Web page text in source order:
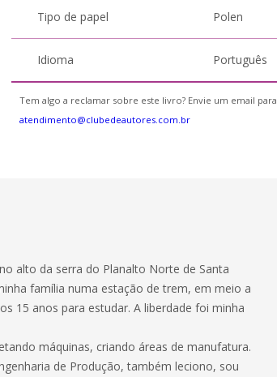
Tipo de papel Polen
Idioma Português
Tem algo a reclamar sobre este livro? Envie um email para
atendimento@clubedeautores.com.br
alto da serra do Planalto Norte de Santa
família numa estação de trem, em meio a
15 anos para estudar. A liberdade foi minha
máquinas, criando áreas de manufatura.
de Produção, também leciono, sou